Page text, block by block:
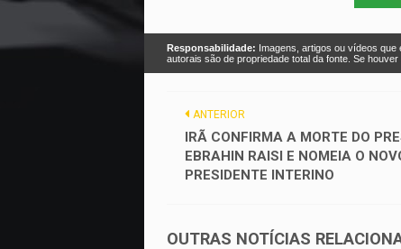
Responsabilidade: Imagens, artigos ou vídeos
autorais são de propriedade total da fonte. Se
ANTERIOR
IRÃ CONFIRMA A MORTE DO
EBRAHIN RAISI E NOMEIA O
PRESIDENTE INTERINO
OUTRAS NOTÍCIAS